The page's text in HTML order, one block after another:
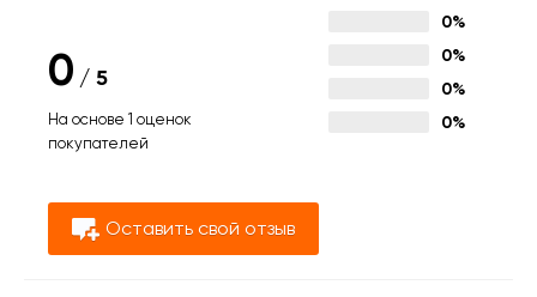
0 / 5
На основе 1 оценок
покупателей
0%
0%
0%
0%
Оставить свой отзыв